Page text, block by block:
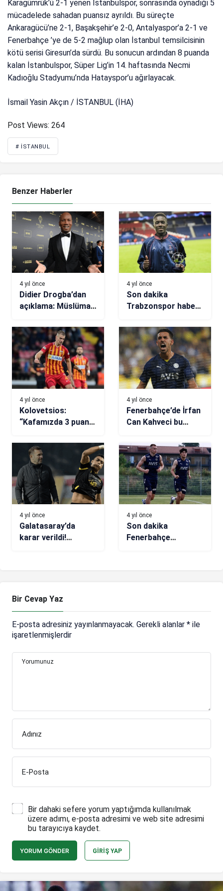
Karagümrük’ü 2-1 yenen İstanbulspor, sonrasında oynadığı 5
mücadelede sahadan puansız ayrıldı. Bu süreçte
Ankaragücü’ne 2-1, Başakşehir’e 2-0, Antalyaspor’a 2-1 ve
Fenerbahçe ’ye de 5-2 mağlup olan İstanbul temsilcisinin
kötü serisi Giresun’da sürdü. Bu sonucun ardından 8 puanda
kalan İstanbulspor, Süper Lig’in 14. haftasında Necmi
Kadıoğlu Stadyumu’nda Hatayspor’u ağırlayacak.
İsmail Yasin Akçın / İSTANBUL (İHA)
Post Views: 264
# İSTANBUL
Benzer Haberler
4 yıl önce
Didier Drogba’dan
açıklama: Müslüman
4 yıl önce
Son dakika
Trabzonspor haberi!
devreye girdi
4 yıl önce
Kolovetsios:
“Kafamızda 3 puanı
4 yıl önce
Fenerbahçe’de İrfan
Can Kahveci bu
4 yıl önce
Galatasaray’da
karar verildi!
4 yıl önce
Son dakika
Fenerbahçe
Bir Cevap Yaz
E-posta adresiniz yayınlanmayacak. Gerekli alanlar * ile
işaretlenmişlerdir
Yorumunuz
Adınız
E-Posta
Bir dahaki sefere yorum yaptığımda kullanılmak
üzere adımı, e-posta adresimi ve web site adresimi
bu tarayıcıya kaydet.
YORUM GÖNDER GIRIŞ YAP